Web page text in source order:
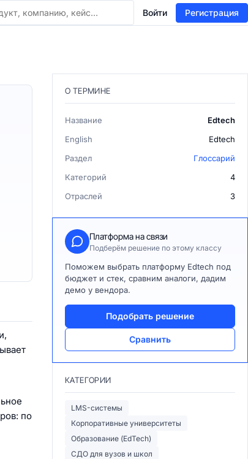
Войти Регистрация
по
О ТЕРМИНЕ
Название
Edtech
English
Edtech
Раздел
Глоссарий
Категорий
4
Отраслей
3
Платформа на связи
Подберём решение по этому классу
Поможем выбрать платформу Edtech под
бюджет и стек, сравним аналоги, дадим
демо у вендора.
Подобрать решение
Сравнить
КАТЕГОРИИ
LMS-системы
Корпоративные университеты
Образование (EdTech)
СДО для вузов и школ